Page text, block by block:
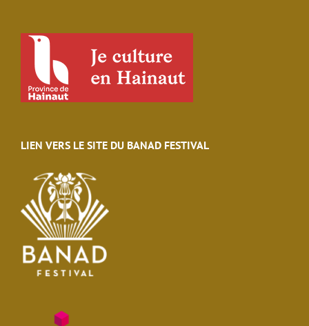
LIEN VERS LE SITE DU BANAD FESTIVAL